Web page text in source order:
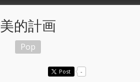
美的計画
Pop
Post -